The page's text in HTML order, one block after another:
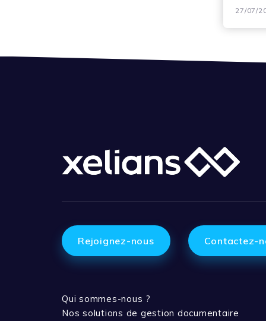
27/07/
Rejoignez-nous Contactez-
Qui sommes-nous ?
Nos solutions de gestion documentaire